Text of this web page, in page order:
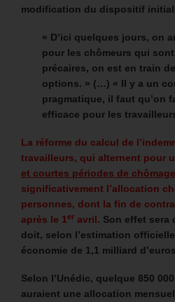
modification du dispositif initial
« D’ici quelques jours, on
pour les chômeurs qui
précaires, on est en train
options. » (…) « Il y a un
pragmatique, il faut qu’on
efficace pour les
La réforme du calcul de
travailleurs, qui alternent pour
et courtes périodes de chômage
significativement l’allocation
personnes, dont la fin de
après le 1er avril. Son effet
doit, selon l’estimation
économie de 1,1 milliard
Selon l’Unédic, quelque 850
auraient une allocation